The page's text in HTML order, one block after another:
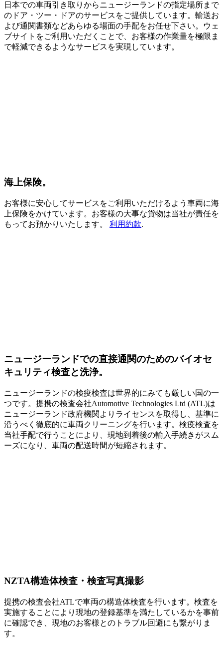
日本での車両引き取りからニュージーランドの指定場所まで
のドア・ツー・ドアのサービスをご提供しています。輸送お
よび通関書類などあらゆる場面の手配をお任せ下さい。ウェ
ブサイトをご利用いただくことで、お客様の作業量を極限ま
で軽減できるようなサービスを実現しています。
海上保険。
お客様に安心してサービスをご利用いただけるよう車両に海
上保険をかけています。お客様の大事な貨物は当社が責任を
もってお預かりいたします。 利用約款.
ニュージーランドでの直接通関のためのバイオセ
キュリティ検査と洗浄。
ニュージーランドの検疫検査は世界的にみても厳しい国の一
つです。提携の検査会社Automotive Technologies Ltd (ATL)は
ニュージーランド政府機関よりライセンスを取得し、基準に
沿うべく徹底的に車両クリーニングを行います。検疫検査を
当社手配で行うことにより、現地到着後の輸入手続きがスム
ーズになり、車両の配送時間が短縮されます。
NZTA構造体検査・検査写真撮影
提携の検査会社ATLで車両の構造体検査を行います。検査を
実施することにより現地の登録基準を満たしているかを事前
に確認でき、現地のお客様とのトラブル回避にも繋がりま
す。